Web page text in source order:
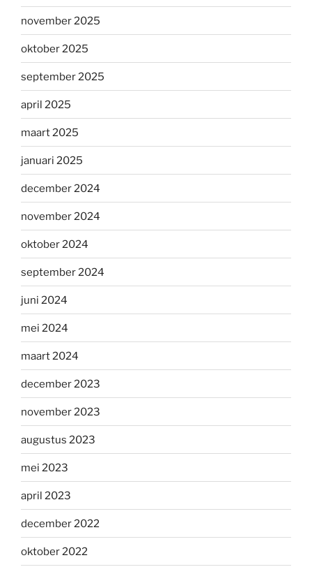
november 2025
oktober 2025
september 2025
april 2025
maart 2025
januari 2025
december 2024
november 2024
oktober 2024
september 2024
juni 2024
mei 2024
maart 2024
december 2023
november 2023
augustus 2023
mei 2023
april 2023
december 2022
oktober 2022